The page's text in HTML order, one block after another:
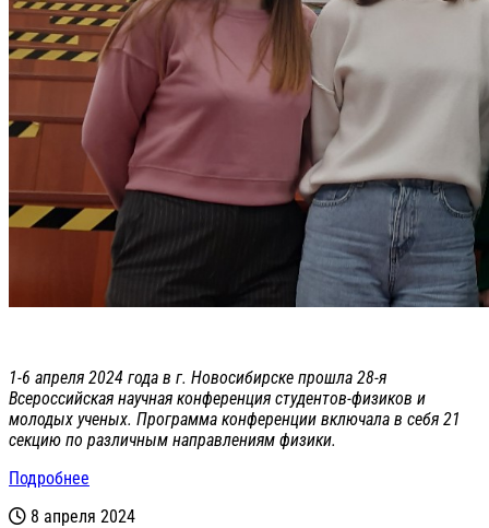
1-6 апреля 2024 года в г. Новосибирске прошла 28-я
Всероссийская научная конференция студентов-физиков и
молодых ученых. Программа конференции включала в себя 21
секцию по различным направлениям физики.
Подробнее
8 апреля 2024